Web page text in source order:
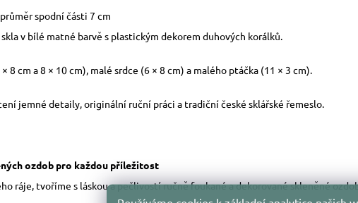
spodní části 7 cm
v bílé matné barvě s plastickým dekorem duhových korálků.
8 cm a 8 × 10 cm), malé srdce (6 × 8 cm) a malého ptáčka (11 × 3 cm).
jemné detaily, originální ruční práci a tradiční české sklářské řemeslo.
ozdob pro každou příležitost
ráje, tvoříme s láskou a pečlivostí ručně foukané a dekorované skleněné